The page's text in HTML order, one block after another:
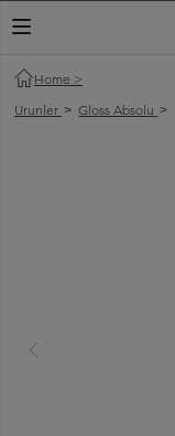
KAYDIRMA MENÜ
Home >
Urunler > Gloss Absolu >